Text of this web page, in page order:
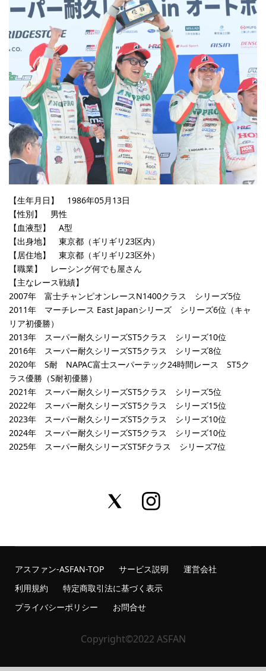
【生年月日】 1986年05月13日
【性別】 男性
【血液型】 A型
【出身地】 東京都（ギリギリ23区内）
【居住地】 東京都（ギリギリ23区外）
【職業】 レーシング何でも屋さん
【主なレース戦績】
2007年 富士チャンピオンレースN1400クラス シリーズ5位
2011年 マーチレース East Japanシリーズ シリーズ6位（キャ
リア初優勝）
2013年 スーパー耐久シリーズST5クラス シリーズ10位
2016年 スーパー耐久シリーズST5クラス シリーズ8位
2020年 S耐 NAPAC富士スーパーテック24時間レース ST5ク
ラス優勝（S耐初優勝）
2021年 スーパー耐久シリーズST5クラス シリーズ5位
2022年 スーパー耐久シリーズST5クラス シリーズ15位
2023年 スーパー耐久シリーズST5クラス シリーズ10位
2024年 スーパー耐久シリーズST5クラス シリーズ10位
2025年 スーパー耐久シリーズST5Fクラス シリーズ7位
アスファン-ASFAN-TOP サービス説明
運営会社
利用規約
特定商取引法に基づく表示
プライバシーポリシー
お問合せ
Copyright©2022 ASFAN